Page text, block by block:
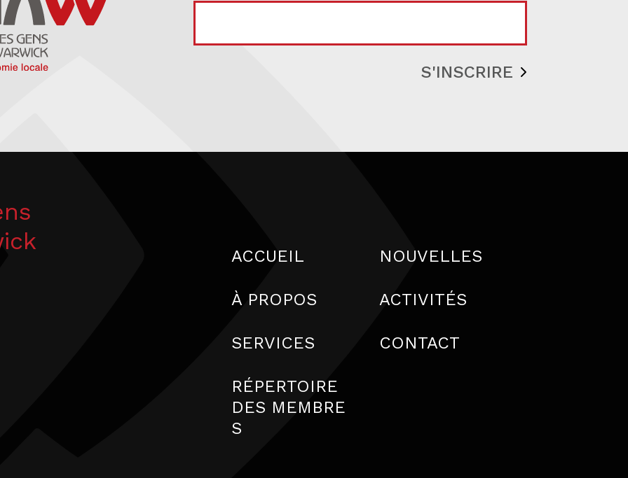
ACCUEIL
À PROPOS
SERVICES
RÉPERTOIRE
DES MEMBRE
S
NOUVELLES
ACTIVITÉS
CONTACT